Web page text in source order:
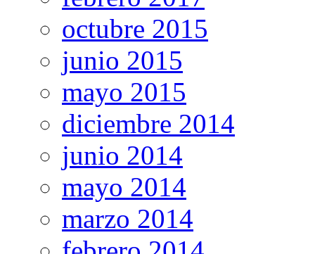
octubre 2015
junio 2015
mayo 2015
diciembre 2014
junio 2014
mayo 2014
marzo 2014